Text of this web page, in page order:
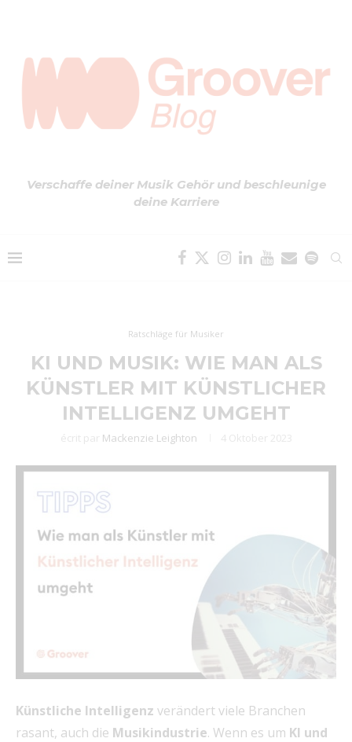
Verschaffe deiner Musik Gehör und beschleunige
deine Karriere
Ratschläge für Musiker
KI UND MUSIK: WIE MAN ALS
KÜNSTLER MIT KÜNSTLICHER
INTELLIGENZ UMGEHT
écrit par Mackenzie Leighton 4 Oktober 2023
Künstliche Intelligenz verändert viele Branchen
rasant, auch die Musikindustrie. Wenn es um KI und